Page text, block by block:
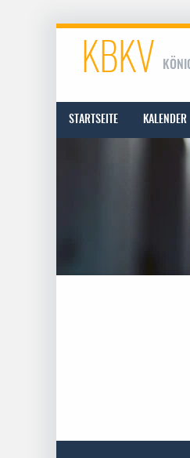
KBKV
STARTSEITE KALENDER